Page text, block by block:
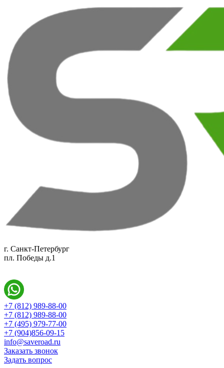
г. Санкт-Петербург
пл. Победы д.1
+7 (812) 989-88-00
+7 (812) 989-88-00
+7 (495) 979-77-00
+7 (904)856-09-15
info@saveroad.ru
Заказать звонок
Задать вопрос